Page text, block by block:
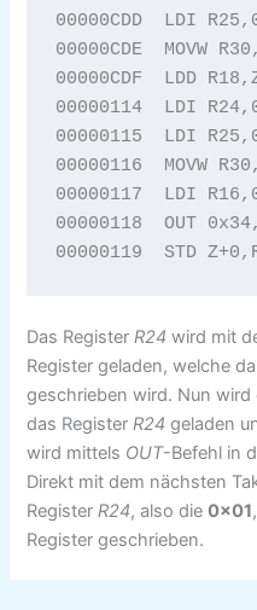
00000CDD  LDI R25,0x00		Load
00000CDE  MOVW R30,R24		Copy
00000CDF  LDD R18,Z+0		Load indirect with
00000114  LDI R24,0x01		Load
00000115  LDI R25,0x00		Load
00000116  MOVW R30,R18		Copy
00000117  LDI R16,0xD8		Load
00000118  OUT 0x34,R16		Out to I/O
Das Register R24 wird mit
Register geladen, welche
geschrieben wird. Nun
das Register R24 geladen
wird mittels OUT-Befehl in
Direkt mit dem nächsten
Register R24, also die0x01
Register geschrieben.